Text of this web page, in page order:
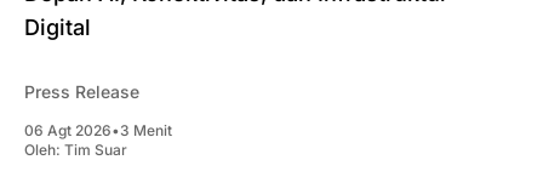
Digital
Press Release
06 Agt 2026•3 Menit
Oleh: Tim Suar